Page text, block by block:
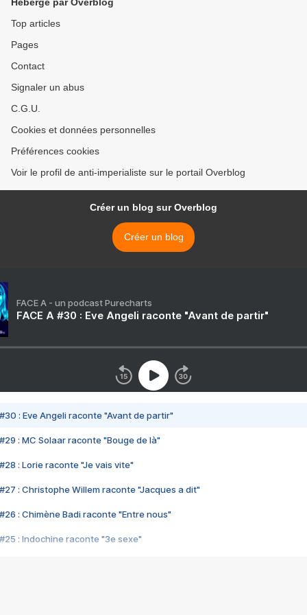
Top articles
Pages
Contact
Signaler un abus
C.G.U.
Cookies et données personnelles
Préférences cookies
Voir le profil de anti-imperialiste sur le portail Overblog
Créer un blog sur Overblog
Créer un blog
FACE A - un podcast Purecharts
FACE A #30 : Eve Angeli raconte "Avant de partir"
#30 : Eve Angeli raconte "Avant de partir"
#29 : MC Solaar raconte "Bouge de là"
#28 : Lorie raconte "Je vais vite"
#27 : Christophe Willem raconte "Jacques a dit"
#26 : Chimène Badi raconte "Entre nous"
#25 : Indochine raconte "3e sexe"